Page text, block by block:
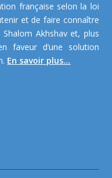
française selon la loi
et de faire connaître
Akhshav et, plus
faveur d’une solution
En savoir plus...